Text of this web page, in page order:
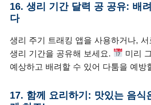
16. 생리 기간 달력 공 공유: 배
다
생리 주기 트래킹 앱을 사용하거나, 서
생리 기간을 공유해 보세요.
미리
예상하고 배려할 수 있어 다툼을 예방
17. 함께 요리하기: 맛있는 음식